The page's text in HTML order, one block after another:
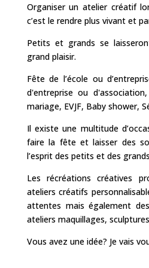
Organiser un atelier créatif
c’est le rendre plus vivant et
Petits et grands se
grand plaisir.
Fête de l’école ou
d'entreprise ou
mariage, EVJF, Baby shower,
Il existe une multitude
faire la fête et laisser des
l’esprit des petits et des
Les récréations créatives
ateliers créatifs
attentes mais également
ateliers maquillages,
Vous avez une idée? Je vais